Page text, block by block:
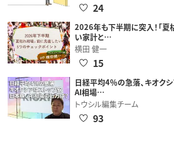
24
2026年も下半期に突入！「夏
い家計と…
横田 健一
15
日経平均4％の急落、キオクシ
AI相場…
トウシル編集チーム
93